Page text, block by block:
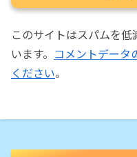
このサイトはスパムを
います。 コメントデータ
ください。